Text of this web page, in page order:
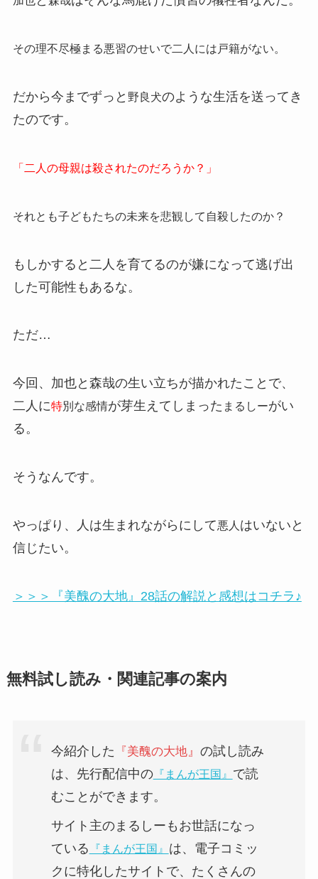
その理不尽極まる悪習のせいで二人には戸籍がない。
だから今までずっと 野良犬のような生活を送ってき
たのです。
「二人の母親は殺されたのだろうか？」
それとも子どもたちの未来を悲観して自殺したのか？
もしかすると二人を育てるのが嫌になって逃げ出
した可能性もあるな。
ただ…
今回、加也と森哉の生い立ちが描かれたことで、
二人に特別な感情が芽生えてしまった まるしーがい
る。
そうなんです。
やっぱり、人は生まれながらにして悪人 はいないと
信じたい。
＞＞＞『美醜の大地』28話の解説と感想はコチラ♪
無料試し読み・関連記事の案内
今紹介した 『美醜の大地』 の試し読み
は、 先行配信中の『まんが王国』 で読
むことができます。
サイト主のまるしーもお世話になっ
ている 『まんが王国』 は、電子コミッ
クに特化したサイトで、たくさんの